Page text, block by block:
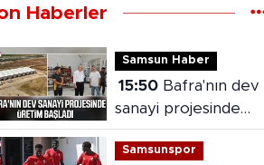
Haberler
Samsun Haber
15:50
sanayi projesinde
üretim başladı
Samsunspor